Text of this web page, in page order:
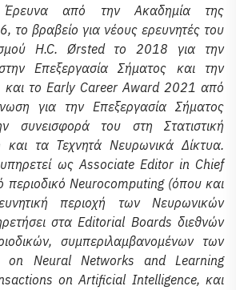
Έρευνα από την Ακαδημία της
το βραβείο για νέους ερευνητές του
H.C. Ørsted το 2018 για την
Επεξεργασία Σήματος και την
το Early Career Award 2021 από
για την Επεξεργασία Σήματος
συνεισφορά του στη Στατιστική
τα Τεχνητά Νευρωνικά Δίκτυα.
ως Associate Editor in Chief
περιοδικό Neurocomputing (όπου και
περιοχή των Νευρωνικών
στα Editorial Boards διεθνών
συμπεριλαμβανομένων των
on Neural Networks and Learning
on Artificial Intelligence, και